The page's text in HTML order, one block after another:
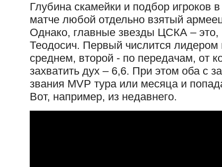
Глубина скамейки и подбор
матче любой отдельно взятый
Однако, главные звезды ЦСКА –
Теодосич. Первый числится
среднем, второй - по передачам, от
захватить дух – 6,6. При этом оба с
звания MVP тура или месяца и
Вот, например, из недавнего.